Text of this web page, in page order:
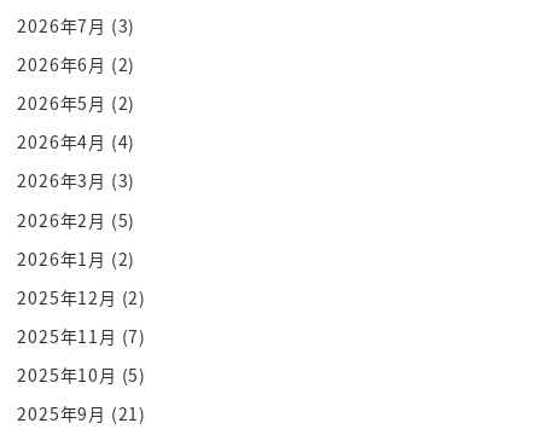
チャリで行ってだかな a
シャリでこっからシャーってって tbs 位
チャリ通勤のチャリ続けあの地下中までチャリ入っ
てね
ハァハァそこまでそうあのう
トシちゃんのポルシェの隣にちゃんと待ってました
から
はっはっは
としては真っ赤なポルシェできてないぱっくいーん
or を止めてっ
よろしくな
スーパースターですねっ
2026年7月 (3)
2026年6月 (2)
2026年5月 (2)
2026年4月 (4)
2026年3月 (3)
2026年2月 (5)
2026年1月 (2)
2025年12月 (2)
2025年11月 (7)
2025年10月 (5)
2025年9月 (21)